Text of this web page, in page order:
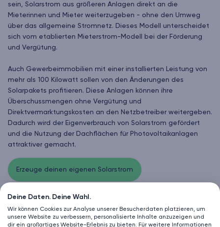
sein, Solarstrom aus größeren Anlagen direkt an die
Mieterinnen und Mieter weiterzugeben - ohne den Umweg
über das allgemeine Stromnetz. Dieses Modell unterscheidet
sich vom etablierten Mieterstrom-Modell bei der Förderung
und Vergütung.
Auch Gewerbeimmobilien mit einer installierten Leistung von
mehr als 100 Kilowatt sollen von den Änderungen des
Solarpakets profitieren. Diese Anlagen können ihre
Überschussmengen ohne Vergütung und
Direktvermarktungskosten an den Netzbetreiber weitergeben.
Dadurch wird der Eigenverbrauch von Solarstrom gefördert
und die Nutzung der Dachflächen für Photovoltaikanlagen
attraktiver gemacht.
Erzeuge deinen eigenen Solarstrom
Deine Daten. Deine Wahl.
Wir können Cookies zur Analyse unserer Besucherdaten platzieren, um
unsere Website zu verbessern, personalisierte Inhalte anzuzeigen und
dir ein großartiges Website-Erlebnis zu bieten. Für weitere Informationen